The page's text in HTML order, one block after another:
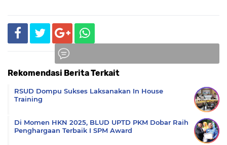
Rekomendasi Berita Terkait
RSUD Dompu Sukses Laksanakan In House
Training
Di Momen HKN 2025, BLUD UPTD PKM Dobar Raih
Penghargaan Terbaik I SPM Award